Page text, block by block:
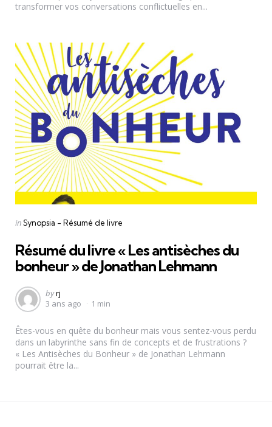
transformer vos conversations conflictuelles en...
Categories
Posted
inSynopsia - Résumé de livre
Résumé du livre « Les antisèches du
bonheur » de Jonathan Lehmann
Posted
by
byrj
3 ans ago
1 min
Êtes-vous en quête du bonheur mais vous sentez-vous perdu
dans un labyrinthe sans fin de concepts et de frustrations ?
« Les Antisèches du Bonheur » de Jonathan Lehmann
pourrait être la...